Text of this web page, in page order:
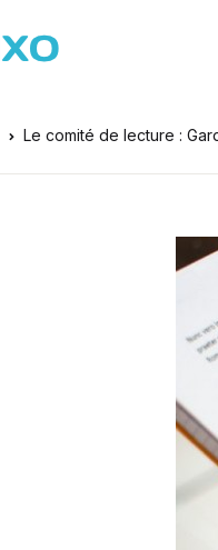
Le comité de lecture :